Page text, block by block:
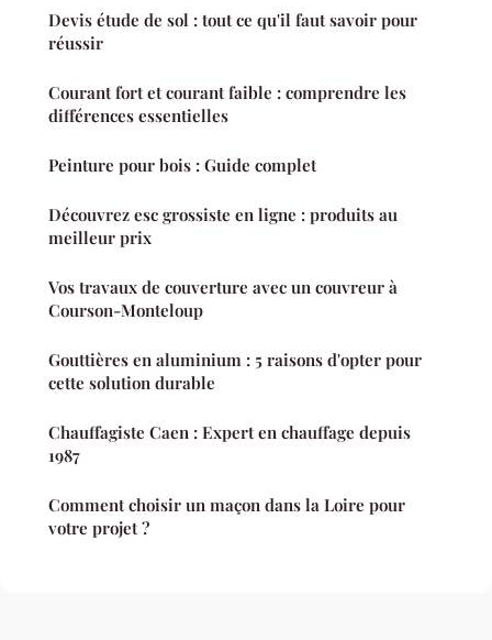
Devis étude de sol : tout ce qu'il faut savoir pour
réussir
Courant fort et courant faible : comprendre les
différences essentielles
Peinture pour bois : Guide complet
Découvrez esc grossiste en ligne : produits au
meilleur prix
Vos travaux de couverture avec un couvreur à
Courson-Monteloup
Gouttières en aluminium : 5 raisons d'opter pour
cette solution durable
Chauffagiste Caen : Expert en chauffage depuis
1987
Comment choisir un maçon dans la Loire pour
votre projet ?